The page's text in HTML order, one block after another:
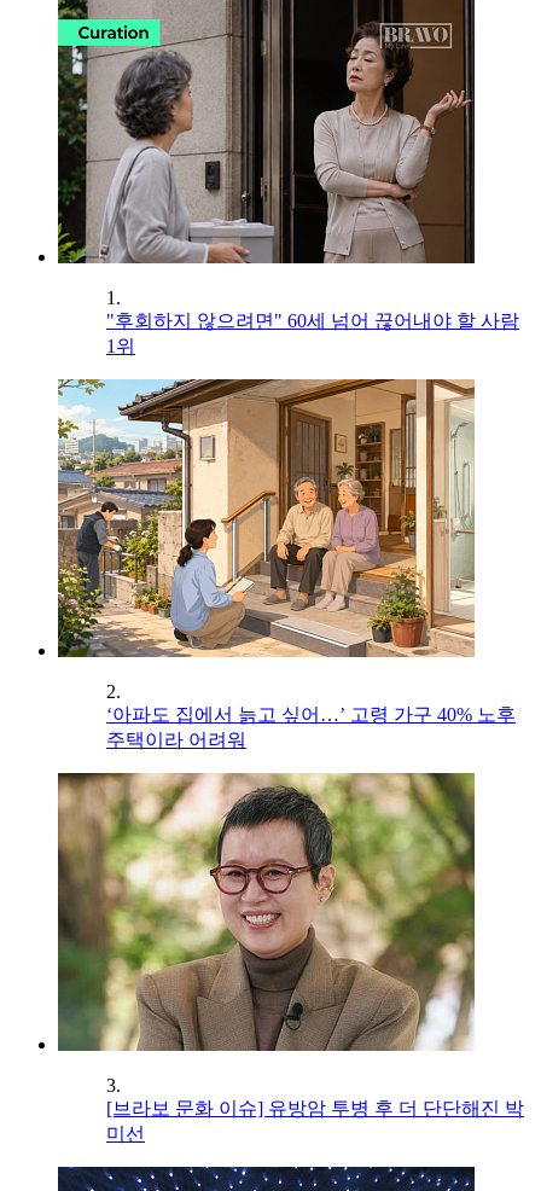
1.
"후회하지 않으려면" 60세 넘어 끊어내야 할 사람
1위
2.
‘아파도 집에서 늙고 싶어…’ 고령 가구 40% 노후
주택이라 어려워
3.
[브라보 문화 이슈] 유방암 투병 후 더 단단해진 박
미선